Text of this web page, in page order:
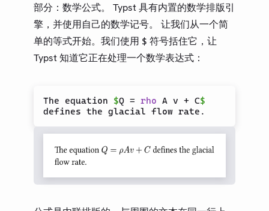
部分：数学公式。 Typst 具有内置的数学排版引
擎，并使用自己的数学记号。 让我们从一个简
单的等式开始。我们使用 $ 符号括住它，让
Typst 知道它正在处理一个数学表达式：
The equation $Q = rho A v + C$